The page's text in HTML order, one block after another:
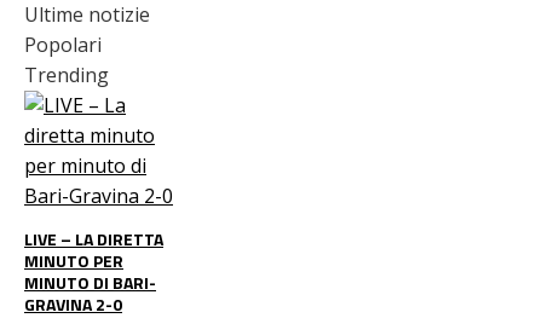
Ultime notizie
Popolari
Trending
LIVE – LA DIRETTA
MINUTO PER
MINUTO DI BARI-
GRAVINA 2-0